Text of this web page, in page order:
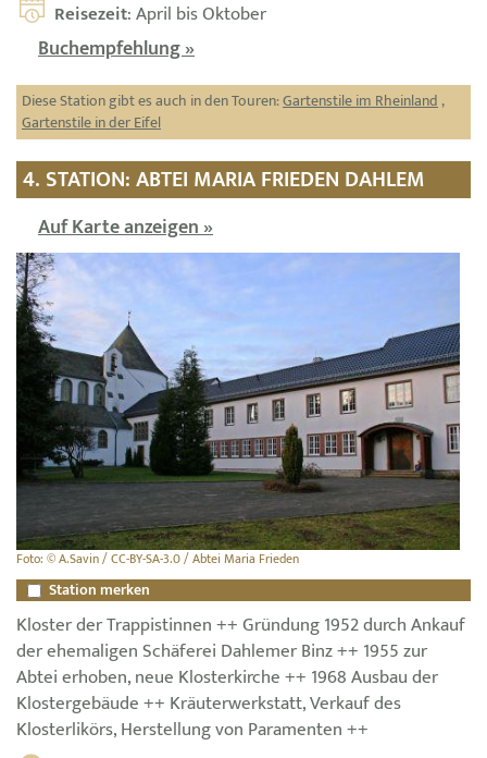
Reisezeit: April bis Oktober
Buchempfehlung »
Diese Station gibt es auch in den Touren:Gartenstile im Rheinland,
Gartenstile in der Eifel
4. STATION: ABTEI MARIA FRIEDEN DAHLEM
Auf Karte anzeigen »
Foto: © A.Savin / CC-BY-SA-3.0 / Abtei Maria Frieden
Station merken
Kloster der Trappistinnen ++ Gründung 1952 durch Ankauf
der ehemaligen Schäferei Dahlemer Binz ++ 1955 zur
Abtei erhoben, neue Klosterkirche ++ 1968 Ausbau der
Klostergebäude ++ Kräuterwerkstatt, Verkauf des
Klosterlikörs, Herstellung von Paramenten ++